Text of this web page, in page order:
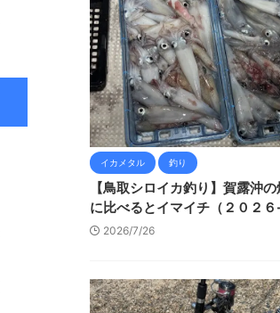
イカメタル 釣り
【鳥取シロイカ釣り】賀露沖
に比べるとイマイチ（２０２６-
2026/7/26